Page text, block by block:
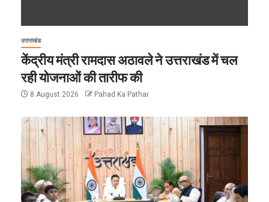
उत्तराखंड
केंद्रीय मंत्री रामदास अठावले ने उत्तराखंड में चल
रही योजनाओं की तारीफ की
8 August 2026 Pahad Ka Pathar